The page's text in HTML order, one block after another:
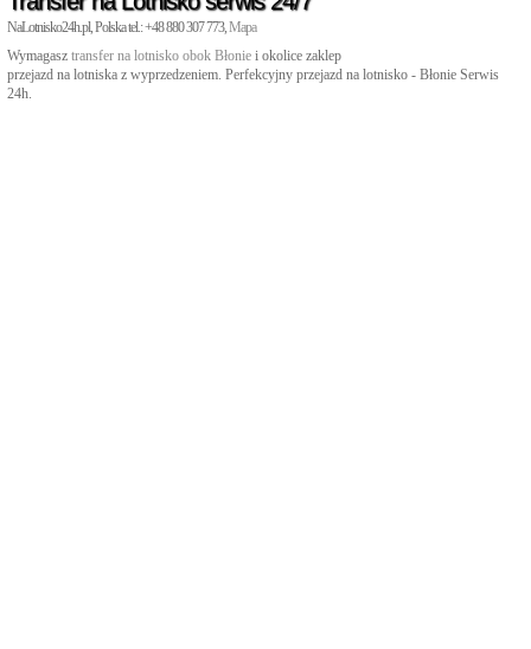
NaLotnisko24h.pl, Polska tel.: +48 880 307 773,Mapa
Wymagasz transfer na lotnisko obok Błonie i okolice zaklep
przejazd na lotniska z wyprzedzeniem. Perfekcyjny przejazd na lotnisko - Błonie Serwis
24h.